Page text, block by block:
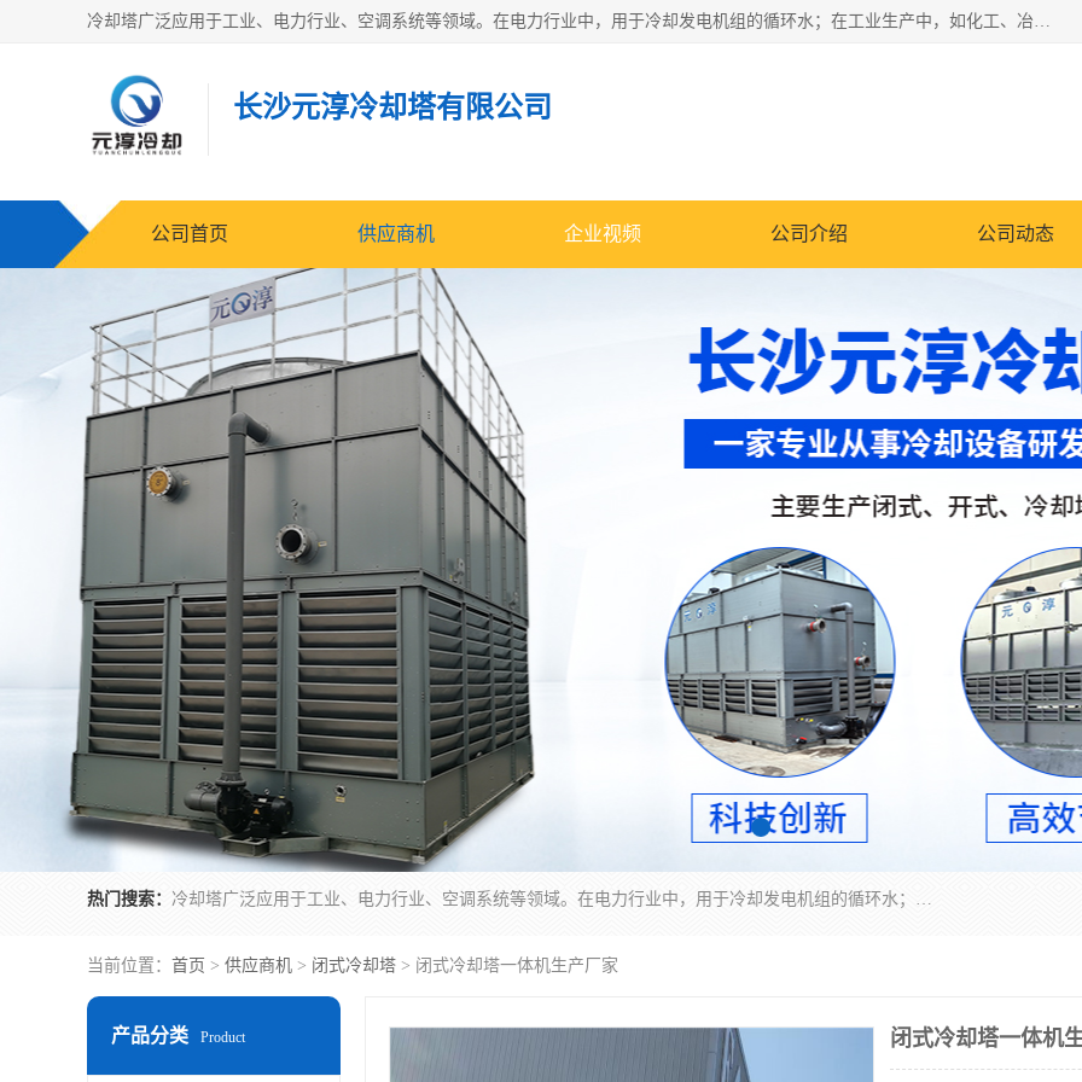
冷却塔广泛应用于工业、电力行业、空调系统等领域。在电力行业中，用于冷却发电机组的循环水；在工业生产中，如化工、冶金等行业，可降低生产过程中产生的热量；在空调系统中，为空调设备提供冷却水源
长沙元淳冷却塔有限公司
公司首页 供应商机 企业视频 公司介绍 公司动态
热门搜索： 冷却塔广泛应用于工业、电力行业、空调系统等领域。在电力行业中，用于冷却发电机组的循环水；在工业生产中，如化工、冶金等行业，可降低生产过程中产生的热量；在空调系统中，为空调设备提供冷却水源
当前位置： 首页 > 供应商机 > 闭式冷却塔 > 闭式冷却塔一体机生产厂家
产品分类 Product 闭式冷却塔一体机